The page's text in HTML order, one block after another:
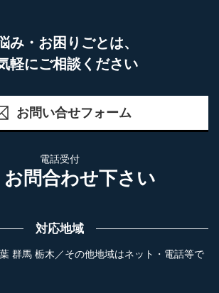
み・お困りごとは、
軽にご相談ください
お問い合せフォーム
電話受付
問合わせ下さい
対応地域
群馬 栃木／その他地域はネット・電話等で